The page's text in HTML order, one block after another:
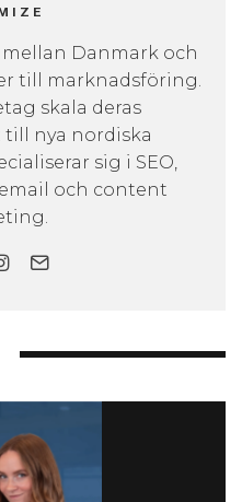
Danmark och
till marknadsföring.
skala deras
till nya nordiska
sig i SEO,
email och content